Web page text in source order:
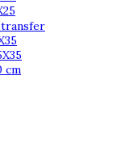
transfer
cm